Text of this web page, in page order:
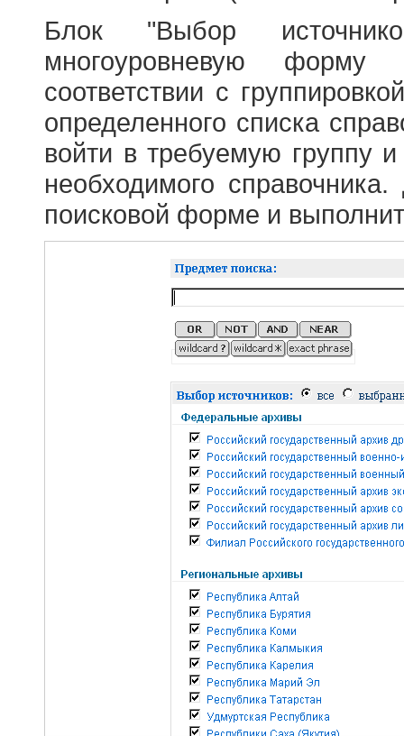
Блок "Выбор
многоуровневую форму
соответствии с
определенного списка
войти в требуемую группу и
необходимого
поисковой форме и